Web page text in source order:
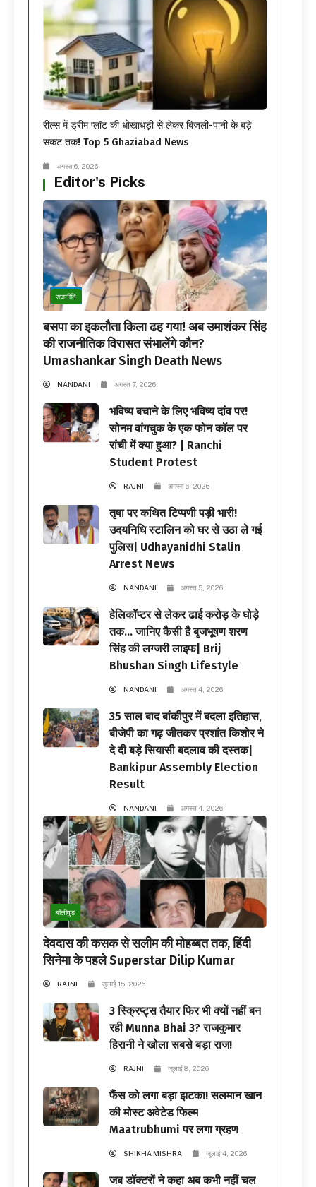
रील्स में ड्रीम प्लॉट की धोखाधड़ी से लेकर बिजली-पानी के बड़े
संकट तक! Top 5 Ghaziabad News
अगस्त 6, 2026
Editor's Picks
राजनीति
बसपा का इकलौता किला ढह गया! अब उमाशंकर सिंह
की राजनीतिक विरासत संभालेंगे कौन?
Umashankar Singh Death News
NANDANI अगस्त 7, 2026
भविष्य बचाने के लिए भविष्य दांव पर!
सोनम वांगचुक के एक फोन कॉल पर
रांची में क्या हुआ? | Ranchi
Student Protest
RAJNI अगस्त 6, 2026
तृषा पर कथित टिप्पणी पड़ी भारी!
उदयनिधि स्टालिन को घर से उठा ले गई
पुलिस| Udhayanidhi Stalin
Arrest News
NANDANI अगस्त 5, 2026
हेलिकॉप्टर से लेकर ढाई करोड़ के घोड़े
तक… जानिए कैसी है बृजभूषण शरण
सिंह की लग्जरी लाइफ| Brij
Bhushan Singh Lifestyle
NANDANI अगस्त 4, 2026
35 साल बाद बांकीपुर में बदला इतिहास,
बीजेपी का गढ़ जीतकर प्रशांत किशोर ने
दे दी बड़े सियासी बदलाव की दस्तक|
Bankipur Assembly Election
Result
NANDANI अगस्त 4, 2026
बॉलीवुड
देवदास की कसक से सलीम की मोहब्बत तक, हिंदी
सिनेमा के पहले Superstar Dilip Kumar
RAJNI जुलाई 15, 2026
3 स्क्रिप्ट्स तैयार फिर भी क्यों नहीं बन
रही Munna Bhai 3? राजकुमार
हिरानी ने खोला सबसे बड़ा राज!
RAJNI जुलाई 8, 2026
फैंस को लगा बड़ा झटका! सलमान खान
की मोस्ट अवेटेड फिल्म
Maatrubhumi पर लगा ग्रहण
SHIKHA MISHRA जुलाई 4, 2026
जब डॉक्टरों ने कहा अब कभी नहीं चल